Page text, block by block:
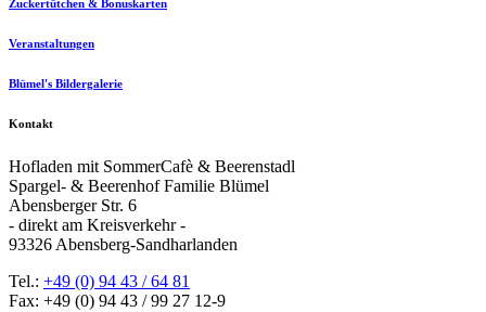
Zuckertütchen & Bonuskarten
Veranstaltungen
Blümel's Bildergalerie
Kontakt
Hofladen mit SommerCafè & Beerenstadl
Spargel- & Beerenhof Familie Blümel
Abensberger Str. 6
- direkt am Kreisverkehr -
93326 Abensberg-Sandharlanden
Tel.: +49 (0) 94 43 / 64 81
Fax: +49 (0) 94 43 / 99 27 12-9